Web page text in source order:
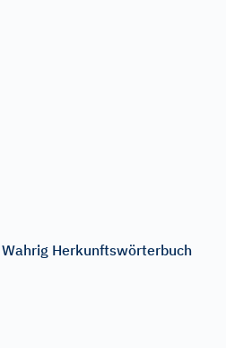
Herkunftswörterbuch